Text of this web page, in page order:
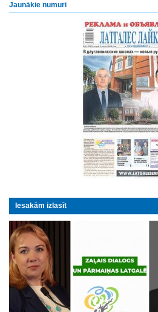
Jaunākie numuri
Iesakām izlasīt